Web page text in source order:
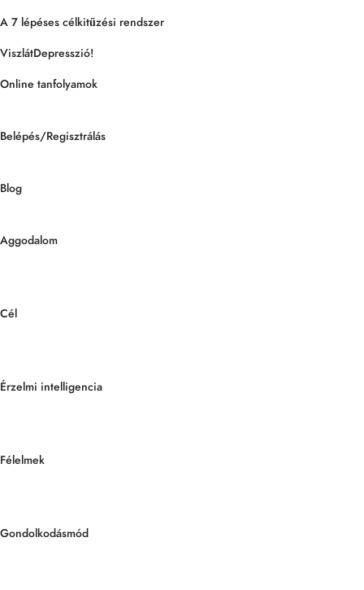
A 7 lépéses célkitűzési rendszer
ViszlátDepresszió!
Online tanfolyamok
Belépés/Regisztrálás
Blog
Aggodalom
Cél
Érzelmi intelligencia
Félelmek
Gondolkodásmód